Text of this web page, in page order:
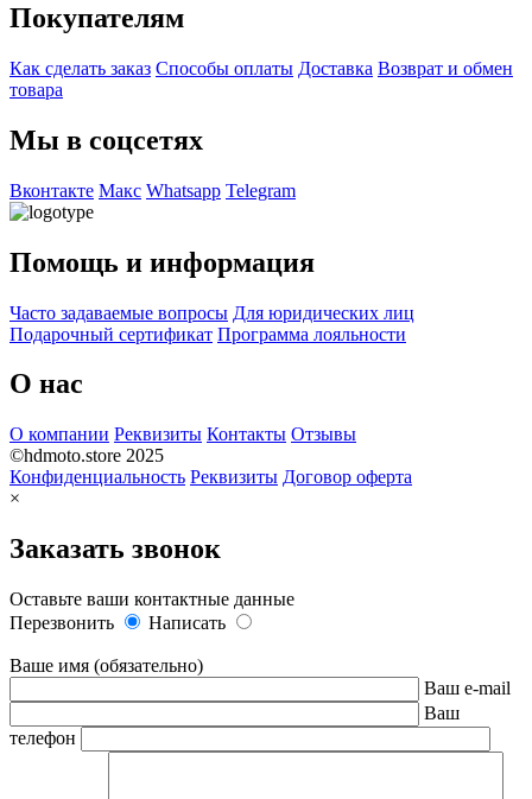
Покупателям
Как сделать заказ Способы оплаты Доставка Возврат и обмен
товара
Мы в соцсетях
Вконтакте Макс Whatsapp Telegram
Помощь и информация
Часто задаваемые вопросы Для юридических лиц
Подарочный сертификат Программа лояльности
О нас
О компании Реквизиты Контакты Отзывы
©hdmoto.store 2025
Конфиденциальность Реквизиты Договор оферта
×
Заказать звонок
Оставьте ваши контактные данные
Перезвонить
Написать
Ваше имя (обязательно)
Ваш e-mail
Ваш
телефон